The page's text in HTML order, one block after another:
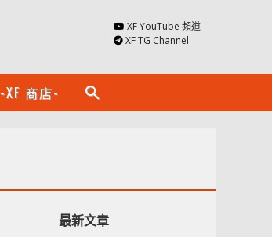
XF YouTube 頻道
XF TG Channel
-XF 商店- search
最新文章